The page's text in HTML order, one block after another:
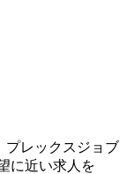
プレックスジョブ
に近い求人を